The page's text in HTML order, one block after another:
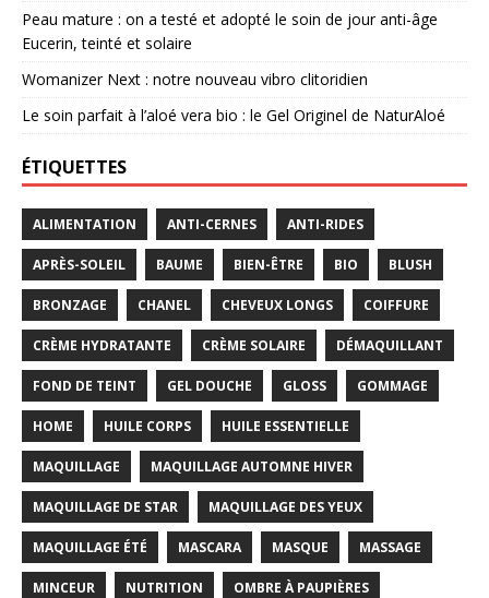
Peau mature : on a testé et adopté le soin de jour anti-âge
Eucerin, teinté et solaire
Womanizer Next : notre nouveau vibro clitoridien
Le soin parfait à l’aloé vera bio : le Gel Originel de NaturAloé
ÉTIQUETTES
ALIMENTATION ANTI-CERNES ANTI-RIDES
APRÈS-SOLEIL BAUME BIEN-ÊTRE BIO BLUSH
BRONZAGE CHANEL CHEVEUX LONGS COIFFURE
CRÈME HYDRATANTE CRÈME SOLAIRE DÉMAQUILLANT
FOND DE TEINT GEL DOUCHE GLOSS GOMMAGE
HOME HUILE CORPS HUILE ESSENTIELLE
MAQUILLAGE MAQUILLAGE AUTOMNE HIVER
MAQUILLAGE DE STAR MAQUILLAGE DES YEUX
MAQUILLAGE ÉTÉ MASCARA MASQUE MASSAGE
MINCEUR NUTRITION OMBRE À PAUPIÈRES